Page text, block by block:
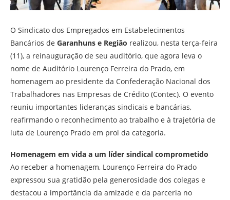
O Sindicato dos Empregados em Estabelecimentos
Bancários de Garanhuns e Região realizou, nesta terça-feira
(11), a reinauguração de seu auditório, que agora leva o
nome de Auditório Lourenço Ferreira do Prado, em
homenagem ao presidente da Confederação Nacional dos
Trabalhadores nas Empresas de Crédito (Contec). O evento
reuniu importantes lideranças sindicais e bancárias,
reafirmando o reconhecimento ao trabalho e à trajetória de
luta de Lourenço Prado em prol da categoria.
Homenagem em vida a um líder sindical comprometido
Ao receber a homenagem, Lourenço Ferreira do Prado
expressou sua gratidão pela generosidade dos colegas e
destacou a importância da amizade e da parceria no